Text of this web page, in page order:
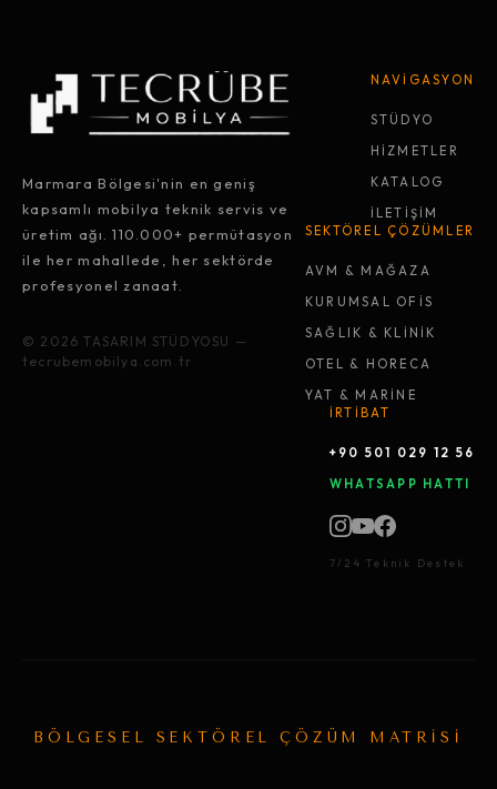
Marmara Bölgesi'nin en geniş
kapsamlı mobilya teknik servis ve
üretim ağı. 110.000+ permütasyon
ile her mahallede, her sektörde
profesyonel zanaat.
© 2026 TASARIM STÜDYOSU —
tecrubemobilya.com.tr
NAVİGASYON
STÜDYO
HİZMETLER
KATALOG
İLETİŞİM
SEKTÖREL ÇÖZÜMLER
AVM & MAĞAZA
KURUMSAL OFİS
SAĞLIK & KLİNİK
OTEL & HORECA
YAT & MARİNE
İRTİBAT
+90 501 029 12 56
WHATSAPP HATTI
7/24 Teknik Destek
BÖLGESEL SEKTÖREL ÇÖZÜM MATRİSİ